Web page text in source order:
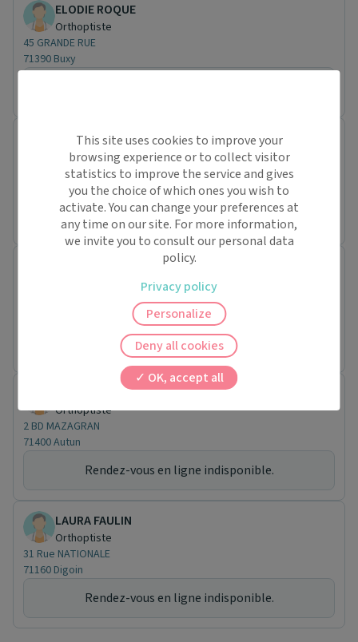
ELODIE ROQUE
Orthoptiste
45 GRANDE RUE
71390 Buxy
OPHELIE BOULLET
Orthoptiste
3 R DU PRE DES ANGLES
71600 Paray-le-Monial
Rendez-vous en ligne indisponible.
Rendez-vous en ligne indisponible.
CHRYSTELE DUNOYER
Orthoptiste
2 BD MAZAGRAN
71400 Autun
Rendez-vous en ligne indisponible.
LAURA FAULIN
Orthoptiste
31 Rue NATIONALE
71160 Digoin
Rendez-vous en ligne indisponible.
This site uses cookies to improve your
browsing experience or to collect visitor
statistics to improve the service and gives
you the choice of which ones you wish to
activate. You can change your preferences at
any time on our site. For more information,
we invite you to consult our personal data
policy.
OK, accept all
Deny all cookies
Personalize
Privacy policy